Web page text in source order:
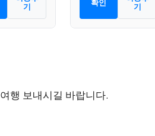
기
확인
기
행 보내시길 바랍니다.